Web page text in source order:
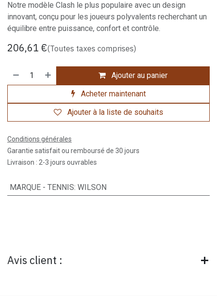
Notre modèle Clash le plus populaire avec un design
innovant, conçu pour les joueurs polyvalents recherchant un
équilibre entre puissance, confort et contrôle.
206,61 €(Toutes taxes comprises)
Ajouter au panier
Acheter maintenant
Ajouter à la liste de souhaits
Conditions générales
Garantie satisfait ou remboursé de 30 jours
Livraison : 2-3 jours ouvrables
MARQUE - TENNIS: WILSON
Avis client :